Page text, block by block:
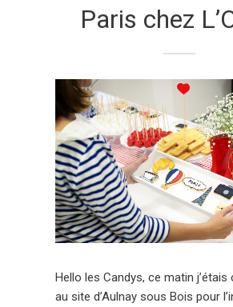
Paris chez
Hello les Candys, ce matin j’étais
au site d’Aulnay sous Bois pour